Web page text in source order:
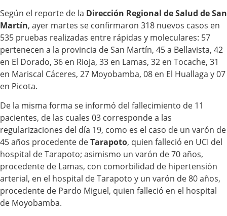
Según el reporte de la Dirección Regional de Salud de San
Martín, ayer martes se confirmaron 318 nuevos casos en
535 pruebas realizadas entre rápidas y moleculares: 57
pertenecen a la provincia de San Martín, 45 a Bellavista, 42
en El Dorado, 36 en Rioja, 33 en Lamas, 32 en Tocache, 31
en Mariscal Cáceres, 27 Moyobamba, 08 en El Huallaga y 07
en Picota.
De la misma forma se informó del fallecimiento de 11
pacientes, de las cuales 03 corresponde a las
regularizaciones del día 19, como es el caso de un varón de
45 años procedente deTarapoto, quien falleció en UCI del
hospital de Tarapoto; asimismo un varón de 70 años,
procedente de Lamas, con comorbilidad de hipertensión
arterial, en el hospital de Tarapoto y un varón de 80 años,
procedente de Pardo Miguel, quien falleció en el hospital
de Moyobamba.